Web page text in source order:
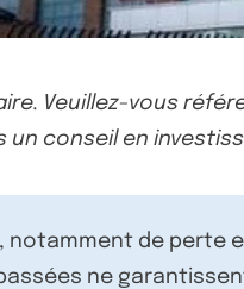
Veuillez-vous
un conseil en
, notamment de perte
ne